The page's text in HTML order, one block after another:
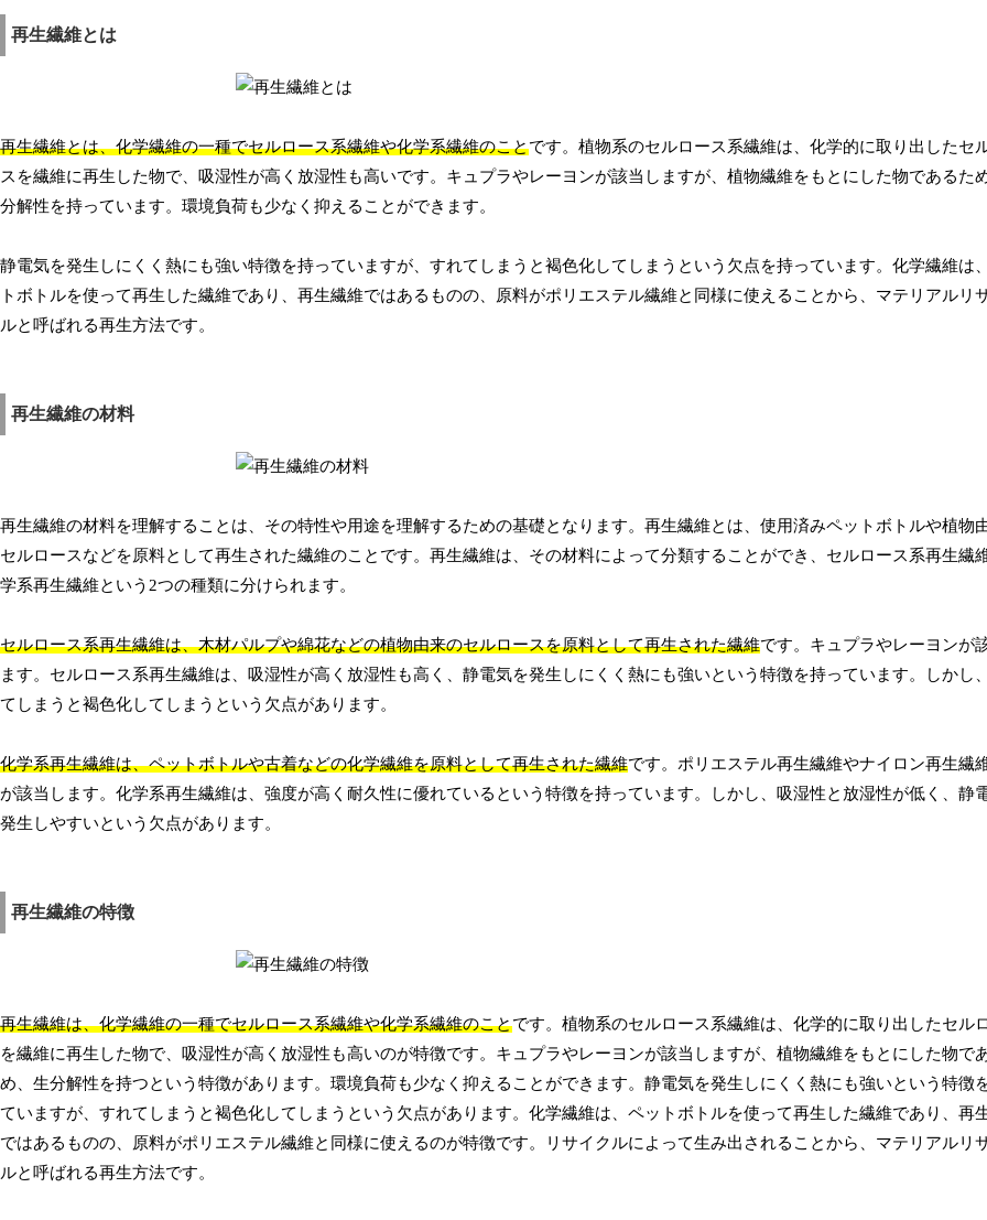
再生繊維とは
再生繊維とは、化学繊維の一種でセルロース系繊維や化学系繊維のことです。植物系のセルロース系繊維は、化学的に取り出したセ
スを繊維に再生した物で、吸湿性が高く放湿性も高いです。キュプラやレーヨンが該当しますが、植物繊維をもとにした物であるた
分解性を持っています。環境負荷も少なく抑えることができます。
静電気を発生しにくく熱にも強い特徴を持っていますが、すれてしまうと褐色化してしまうという欠点を持っています。化学繊維は
トボトルを使って再生した繊維であり、再生繊維ではあるものの、原料がポリエステル繊維と同様に使えることから、マテリアルリ
ルと呼ばれる再生方法です。
再生繊維の材料
再生繊維の材料を理解することは、その特性や用途を理解するための基礎となります。再生繊維とは、使用済みペットボトルや植物
セルロースなどを原料として再生された繊維のことです。再生繊維は、その材料によって分類することができ、セルロース系再生繊
学系再生繊維という2つの種類に分けられます。
セルロース系再生繊維は、木材パルプや綿花などの植物由来のセルロースを原料として再生された繊維です。キュプラやレーヨンが
ます。セルロース系再生繊維は、吸湿性が高く放湿性も高く、静電気を発生しにくく熱にも強いという特徴を持っています。しかし
てしまうと褐色化してしまうという欠点があります。
化学系再生繊維は、ペットボトルや古着などの化学繊維を原料として再生された繊維です。ポリエステル再生繊維やナイロン再生繊
が該当します。化学系再生繊維は、強度が高く耐久性に優れているという特徴を持っています。しかし、吸湿性と放湿性が低く、静
発生しやすいという欠点があります。
再生繊維の特徴
再生繊維は、化学繊維の一種でセルロース系繊維や化学系繊維のことです。植物系のセルロース系繊維は、化学的に取り出したセル
を繊維に再生した物で、吸湿性が高く放湿性も高いのが特徴です。キュプラやレーヨンが該当しますが、植物繊維をもとにした物で
め、生分解性を持つという特徴があります。環境負荷も少なく抑えることができます。静電気を発生しにくく熱にも強いという特徴
ていますが、すれてしまうと褐色化してしまうという欠点があります。化学繊維は、ペットボトルを使って再生した繊維であり、再
ではあるものの、原料がポリエステル繊維と同様に使えるのが特徴です。リサイクルによって生み出されることから、マテリアルリ
ルと呼ばれる再生方法です。